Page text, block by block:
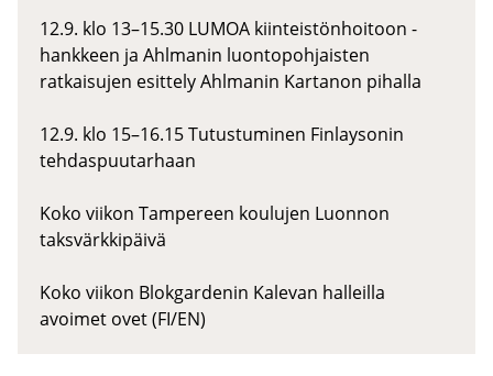
12.9. klo 13–15.30 LUMOA kiinteistönhoitoon -
hankkeen ja Ahlmanin luontopohjaisten
ratkaisujen esittely Ahlmanin Kartanon pihalla
12.9. klo 15–16.15 Tutustuminen Finlaysonin
tehdaspuutarhaan
Koko viikon Tampereen koulujen Luonnon
taksvärkkipäivä
Koko viikon Blokgardenin Kalevan halleilla
avoimet ovet (FI/EN)